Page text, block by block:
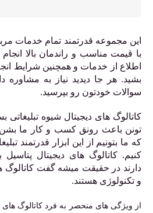
این مجموعه قدرتمند تمام خدمات
با قیمت مناسب و راندمان بالا
اطلاع از خدمات و همچنین شرایط
بشید. هر جا دیدید نیاز به مشاوره
سوالات خودتون رو بپرسید.
کاتالوگ های دیجیتال شیوه
تونن باعث رونق کسب و کار ما بشن.
که ما بتونیم از این ابزار قدرتمند
کنیم. کاتالوگ های دیجیتال پتاسیل
دارند در حقیقت میشه گفت کاتالوگ
و تکنولوژی هستند.
از ویژگی های منحصر به فرد کاتالوگ های